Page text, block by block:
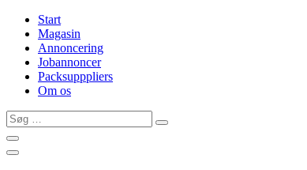
Start
Magasin
Annoncering
Jobannoncer
Packsupppliers
Om os
Søg
…